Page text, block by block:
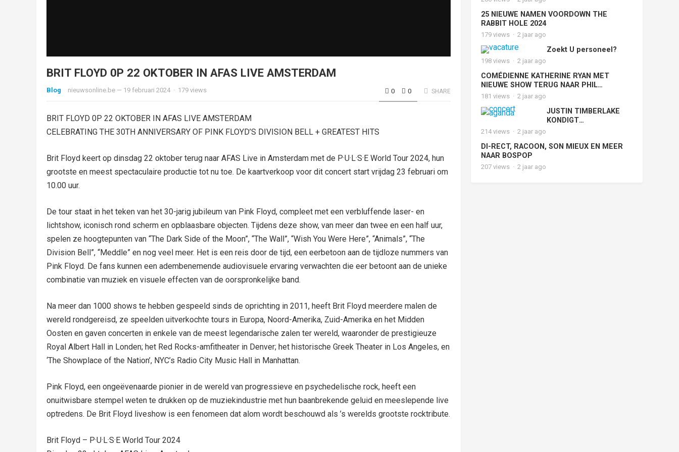
BRIT FLOYD 0P 22 OKTOBER IN AFAS LIVE AMSTERDAM
Blog nieuwsonline.be — 19 februari 2024 · 179 views 0 0 SHARE
BRIT FLOYD 0P 22 OKTOBER IN AFAS LIVE AMSTERDAM
CELEBRATING THE 30TH ANNIVERSARY OF PINK FLOYD’S DIVISION BELL + GREATEST HITS
Brit Floyd keert op dinsdag 22 oktober terug naar AFAS Live in Amsterdam met de P·U·L·S·E World Tour 2024, hun
grootste en meest spectaculaire productie tot nu toe. De kaartverkoop voor dit concert start vrijdag 23 februari om
10.00 uur.
De tour staat in het teken van het 30-jarig jubileum van Pink Floyd, compleet met een verbluffende laser- en
lichtshow, iconisch rond scherm en opblaasbare objecten. Tijdens deze show, van meer dan twee en een half uur,
spelen ze hoogtepunten van “The Dark Side of the Moon”, “The Wall”, “Wish You Were Here”, “Animals”, “The
Division Bell”, “Meddle” en nog veel meer. Het is een reis door de tijd, een eerbetoon aan de tijdloze nummers van
Pink Floyd. De fans kunnen een adembenemende audiovisuele ervaring verwachten die eer betoont aan de unieke
combinatie van muziek en visuele effecten van de oorspronkelijke band.
Na meer dan 1000 shows te hebben gespeeld sinds de oprichting in 2011, heeft Brit Floyd meerdere malen de
wereld rondgereisd, ze speelden uitverkochte tours in Europa, Noord-Amerika, Zuid-Amerika en het Midden
Oosten en gaven concerten in enkele van de meest legendarische zalen ter wereld, waaronder de prestigieuze
Royal Albert Hall in Londen; het Red Rocks-amfitheater in Denver; het historische Greek Theater in Los Angeles, en
‘The Showplace of the Nation’, NYC’s Radio City Music Hall in Manhattan.
Pink Floyd, een ongeëvenaarde pionier in de wereld van progressieve en psychedelische rock, heeft een
onuitwisbare stempel weten te drukken op de muziekindustrie met hun baanbrekende geluid en meeslepende live
optredens. De Brit Floyd liveshow is een fenomeen dat alom wordt beschouwd als ’s werelds grootste rocktribute.
Brit Floyd – P·U·L·S·E World Tour 2024
HEAVEN ON TOUR’
25 NIEUWE NAMEN VOORDOWN THE
RABBIT HOLE 2024
179 views · 2 jaar ago
Zoekt U personeel?
198 views · 2 jaar ago
COMÉDIENNE KATHERINE RYAN MET
NIEUWE SHOW TERUG NAAR PHIL
HAARLEM
181 views · 2 jaar ago
JUSTIN TIMBERLAKE
KONDIGT
FORGET TOMORROW
214views · 2 jaar ago
DI-RECT, RACOON, SON MIEUX EN MEER
NAAR BOSPOP
207 views · 2 jaar ago